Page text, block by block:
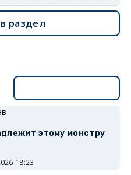
раздел
этому монстру
18:23